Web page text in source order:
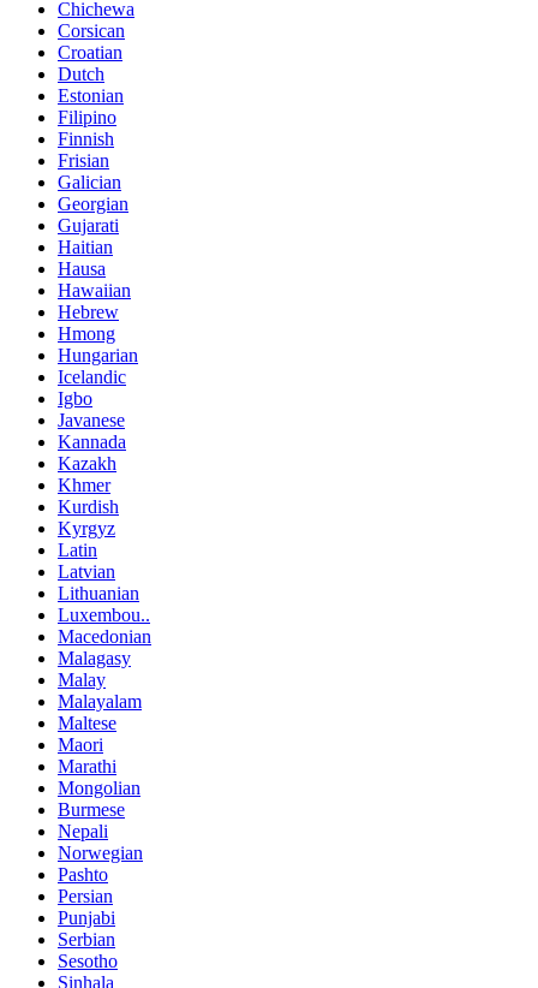
Chichewa
Corsican
Croatian
Dutch
Estonian
Filipino
Finnish
Frisian
Galician
Georgian
Gujarati
Haitian
Hausa
Hawaiian
Hebrew
Hmong
Hungarian
Icelandic
Igbo
Javanese
Kannada
Kazakh
Khmer
Kurdish
Kyrgyz
Latin
Latvian
Lithuanian
Luxembou..
Macedonian
Malagasy
Malay
Malayalam
Maltese
Maori
Marathi
Mongolian
Burmese
Nepali
Norwegian
Pashto
Persian
Punjabi
Serbian
Sesotho
Sinhala